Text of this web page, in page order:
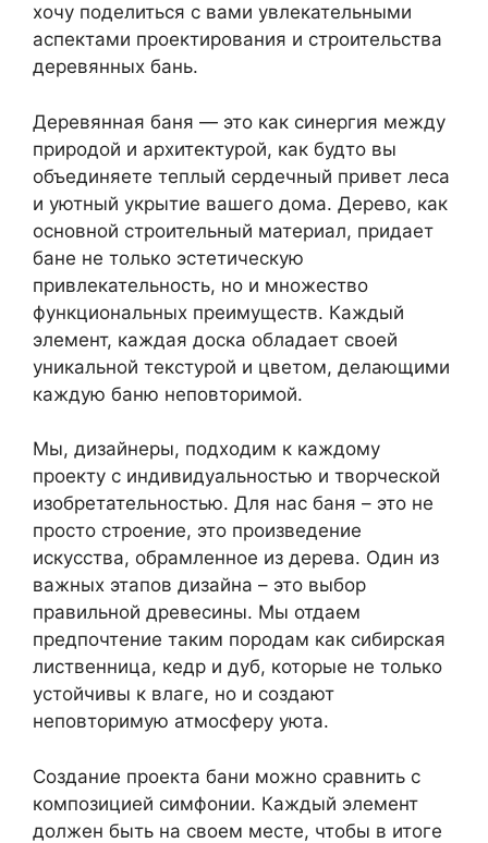
хочу поделиться с вами увлекательными
аспектами проектирования и строительства
деревянных бань.
Деревянная баня — это как синергия между
природой и архитектурой, как будто вы
объединяете теплый сердечный привет леса
и уютный укрытие вашего дома. Дерево, как
основной строительный материал, придает
бане не только эстетическую
привлекательность, но и множество
функциональных преимуществ. Каждый
элемент, каждая доска обладает своей
уникальной текстурой и цветом, делающими
каждую баню неповторимой.
Мы, дизайнеры, подходим к каждому
проекту с индивидуальностью и творческой
изобретательностью. Для нас баня – это не
просто строение, это произведение
искусства, обрамленное из дерева. Один из
важных этапов дизайна – это выбор
правильной древесины. Мы отдаем
предпочтение таким породам как сибирская
лиственница, кедр и дуб, которые не только
устойчивы к влаге, но и создают
неповторимую атмосферу уюта.
Создание проекта бани можно сравнить с
композицией симфонии. Каждый элемент
должен быть на своем месте, чтобы в итоге